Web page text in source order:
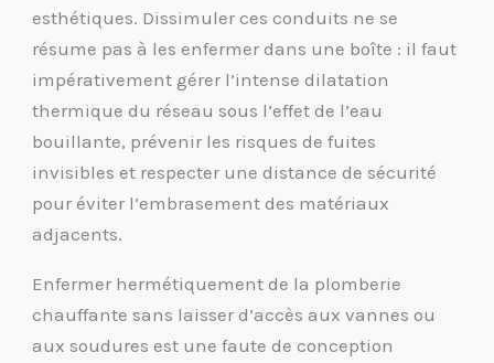
esthétiques. Dissimuler ces conduits ne se
résume pas à les enfermer dans une boîte : il faut
impérativement gérer l’intense dilatation
thermique du réseau sous l’effet de l’eau
bouillante, prévenir les risques de fuites
invisibles et respecter une distance de sécurité
pour éviter l’embrasement des matériaux
adjacents.
Enfermer hermétiquement de la plomberie
chauffante sans laisser d’accès aux vannes ou
aux soudures est une faute de conception